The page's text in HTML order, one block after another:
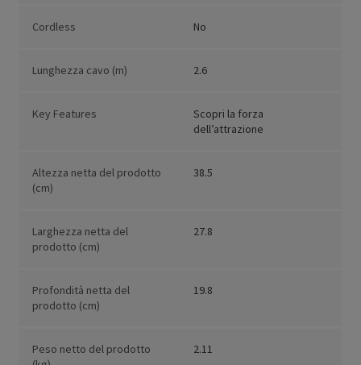
Cordless No
Lunghezza cavo (m) 2.6
Key Features
Scopri la forza
dell’attrazione
Altezza netta del prodotto
(cm)
38.5
Larghezza netta del
prodotto (cm)
27.8
Profondità netta del
prodotto (cm)
19.8
Peso netto del prodotto
2.11